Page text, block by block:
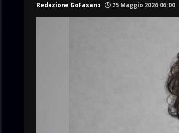
Redazione GoFasano 25 Maggio 2026 06:00